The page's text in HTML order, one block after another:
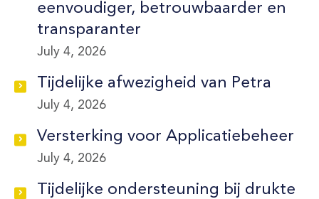
eenvoudiger, betrouwbaarder en
transparanter
July 4, 2026
Tijdelijke afwezigheid van Petra
July 4, 2026
Versterking voor Applicatiebeheer
July 4, 2026
Tijdelijke ondersteuning bij drukte